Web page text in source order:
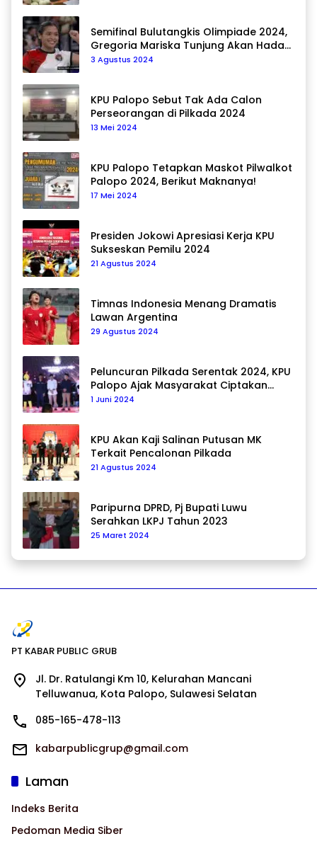
Semifinal Bulutangkis Olimpiade 2024,
Gregoria Mariska Tunjung Akan Hadapi
Pemain Asal Korea Selatan
3 Agustus 2024
KPU Palopo Sebut Tak Ada Calon
Perseorangan di Pilkada 2024
13 Mei 2024
KPU Palopo Tetapkan Maskot Pilwalkot
Palopo 2024, Berikut Maknanya!
17 Mei 2024
Presiden Jokowi Apresiasi Kerja KPU
Sukseskan Pemilu 2024
21 Agustus 2024
Timnas Indonesia Menang Dramatis
Lawan Argentina
29 Agustus 2024
Peluncuran Pilkada Serentak 2024, KPU
Palopo Ajak Masyarakat Ciptakan
Pilkada Damai
1 Juni 2024
KPU Akan Kaji Salinan Putusan MK
Terkait Pencalonan Pilkada
21 Agustus 2024
Paripurna DPRD, Pj Bupati Luwu
Serahkan LKPJ Tahun 2023
25 Maret 2024
PT KABAR PUBLIC GRUB
Jl. Dr. Ratulangi Km 10, Kelurahan Mancani
Telluwanua, Kota Palopo, Sulawesi Selatan
085-165-478-113
kabarpublicgrup@gmail.com
Laman
Indeks Berita
Pedoman Media Siber